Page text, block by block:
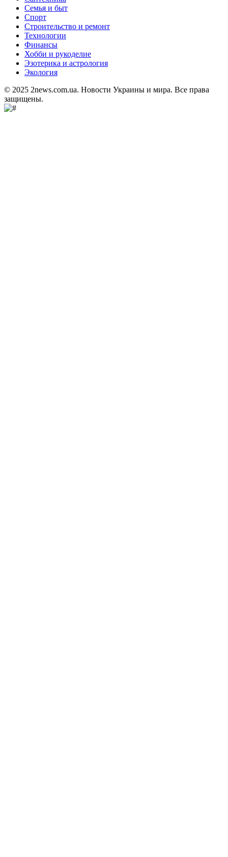
Семья и быт
Спорт
Строительство и ремонт
Технологии
Финансы
Хобби и рукоделие
Эзотерика и астрология
Экология
© 2025 2news.com.ua. Новости Украины и мира. Все права
защищены.